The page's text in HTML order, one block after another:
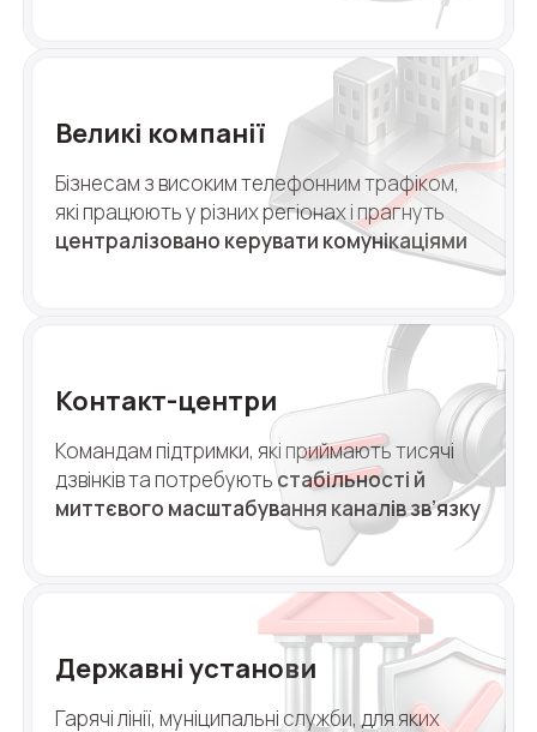
Великі компанії
Бізнесам з високим телефонним трафіком,
які працюють у різних регіонах і прагнуть
централізовано керувати комунікаціями
Контакт-центри
Командам підтримки, які приймають тисячі
дзвінків та потребуютьстабільності й
миттєвого масштабування каналів зв’язку
Державні установи
Гарячі лінії, муніципальні служби, для яких